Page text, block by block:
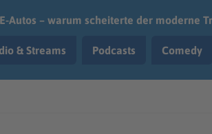
E-Autos – warum scheiterte der moderne
& Streams Podcasts Comedy